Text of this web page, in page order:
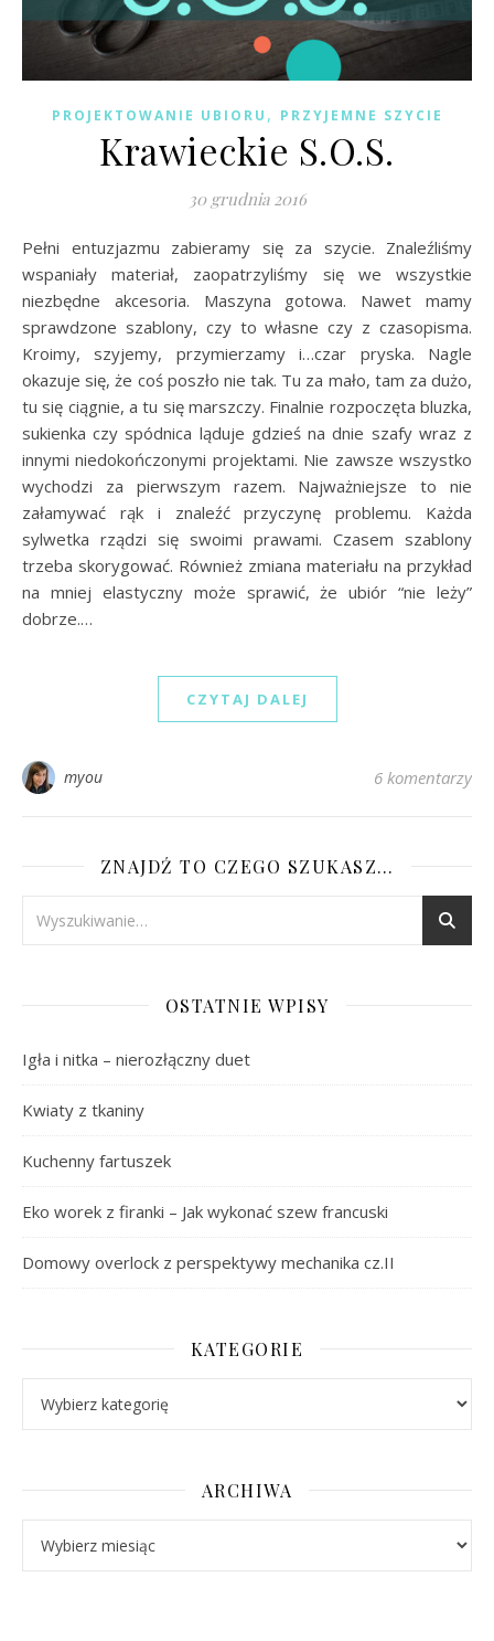
PROJEKTOWANIE UBIORU , PRZYJEMNE SZYCIE
Krawieckie S.O.S.
30 grudnia 2016
Pełni entuzjazmu zabieramy się za szycie. Znaleźliśmy
wspaniały materiał, zaopatrzyliśmy się we wszystkie
niezbędne akcesoria. Maszyna gotowa. Nawet mamy
sprawdzone szablony, czy to własne czy z czasopisma.
Kroimy, szyjemy, przymierzamy i…czar pryska. Nagle
okazuje się, że coś poszło nie tak. Tu za mało, tam za dużo,
tu się ciągnie, a tu się marszczy. Finalnie rozpoczęta bluzka,
sukienka czy spódnica ląduje gdzieś na dnie szafy wraz z
innymi niedokończonymi projektami. Nie zawsze wszystko
wychodzi za pierwszym razem. Najważniejsze to nie
załamywać rąk i znaleźć przyczynę problemu. Każda
sylwetka rządzi się swoimi prawami. Czasem szablony
trzeba skorygować. Również zmiana materiału na przykład
na mniej elastyczny może sprawić, że ubiór “nie leży”
dobrze.…
CZYTAJ DALEJ
myou 6 komentarzy
ZNAJDŹ TO CZEGO SZUKASZ…
OSTATNIE WPISY
Igła i nitka – nierozłączny duet
Kwiaty z tkaniny
Kuchenny fartuszek
Eko worek z firanki – Jak wykonać szew francuski
Domowy overlock z perspektywy mechanika cz.II
KATEGORIE
ARCHIWA